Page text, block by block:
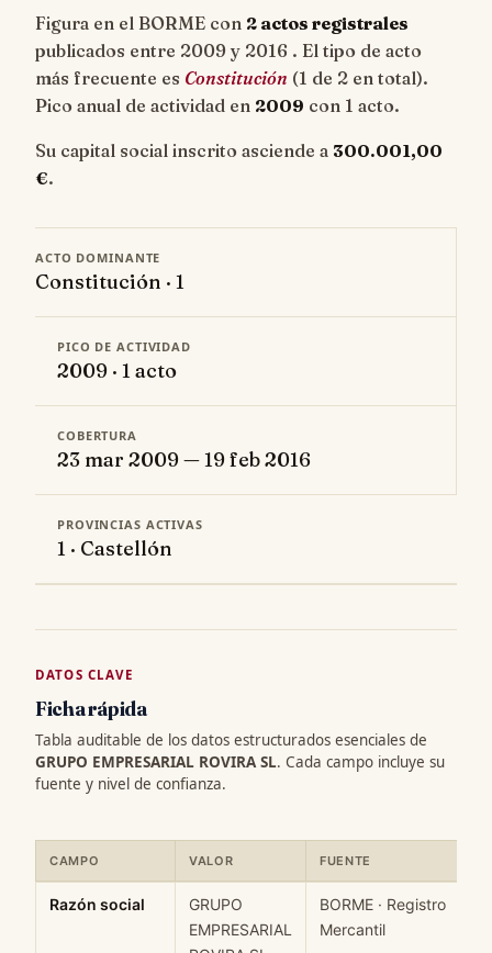
Figura en el BORME con 2 actos registrales
publicados entre 2009 y 2016 . El tipo de acto
más frecuente es Constitución (1 de 2 en total).
Pico anual de actividad en 2009 con 1 acto.
Su capital social inscrito asciende a 300.001,00
€.
ACTO DOMINANTE
Constitución · 1
PICO DE ACTIVIDAD
2009 · 1 acto
COBERTURA
23 mar 2009 — 19 feb 2016
PROVINCIAS ACTIVAS
1 · Castellón
DATOS CLAVE
Ficha rápida
Tabla auditable de los datos estructurados esenciales de
GRUPO EMPRESARIAL ROVIRA SL. Cada campo incluye su
fuente y nivel de confianza.
CAMPO VALOR FUENTE
Razón social
GRUPO
EMPRESARIAL
BORME · Registro
Mercantil